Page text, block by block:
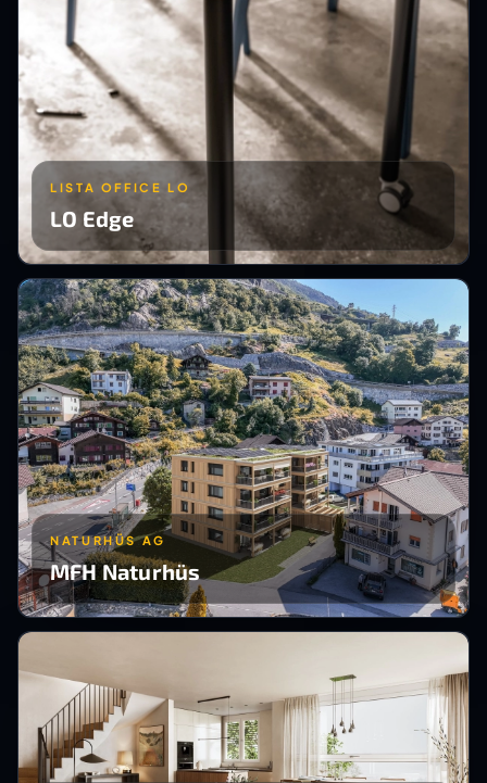
LISTA OFFICE LO
LO Edge
NATURHÜS AG
MFH Naturhüs